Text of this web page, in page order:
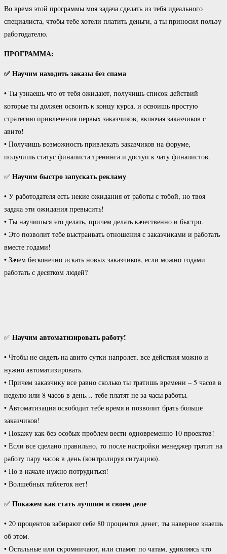
Во время этой программы моя задача сделать из тебя идеального
специалиста, чтобы тебе хотели платить деньги, а ты приносил пользу
работодателю.
ПРОГРАММА:
✅ Научим находить заказы без спама
• Ты узнаешь что от тебя ожидают, получишь список действий
которые ты должен освоить к концу курса, и освоишь простую
стратегию привлечения первых заказчиков, включая заказчиков с
авито!
• Получишь возможность привлекать заказчиков на форуме,
получишь статус финалиста тренинга и доступ к чату финалистов.
✅ Научим быстро запускать рекламу
• У работодателя есть некие ожидания от работы с тобой, но твоя
задача эти ожидания превысить!
• Ты научишься это делать, причем делать качественно и быстро.
• Это позволит тебе выстраивать отношения с заказчиками и работать
вместе годами!
• Зачем бесконечно искать новых заказчиков, если можно годами
работать с десятком людей?
✅ Научим автоматизировать работу!
• Чтобы не сидеть на авито сутки напролет, все действия можно и
нужно автоматизировать.
• Причем заказчику все равно сколько ты тратишь времени – 5 часов в
неделю или 8 часов в день… тебе платят не за часы работы.
• Автоматизация освободит тебе время и позволит брать больше
заказчиков!
• Покажу как без особых проблем вести одновременно 10 проектов!
• Если все сделано правильно, то после настройки менеджер тратит на
работу пару часов в день (контролируя ситуацию).
• Но в начале нужно потрудиться!
• Волшебных таблеток нет!
✅ Покажем как стать лучшим в своем деле
• 20 процентов забирают себе 80 процентов денег, ты наверное знаешь
об этом.
• Остальные или скромничают, или спамят по чатам, удивляясь что